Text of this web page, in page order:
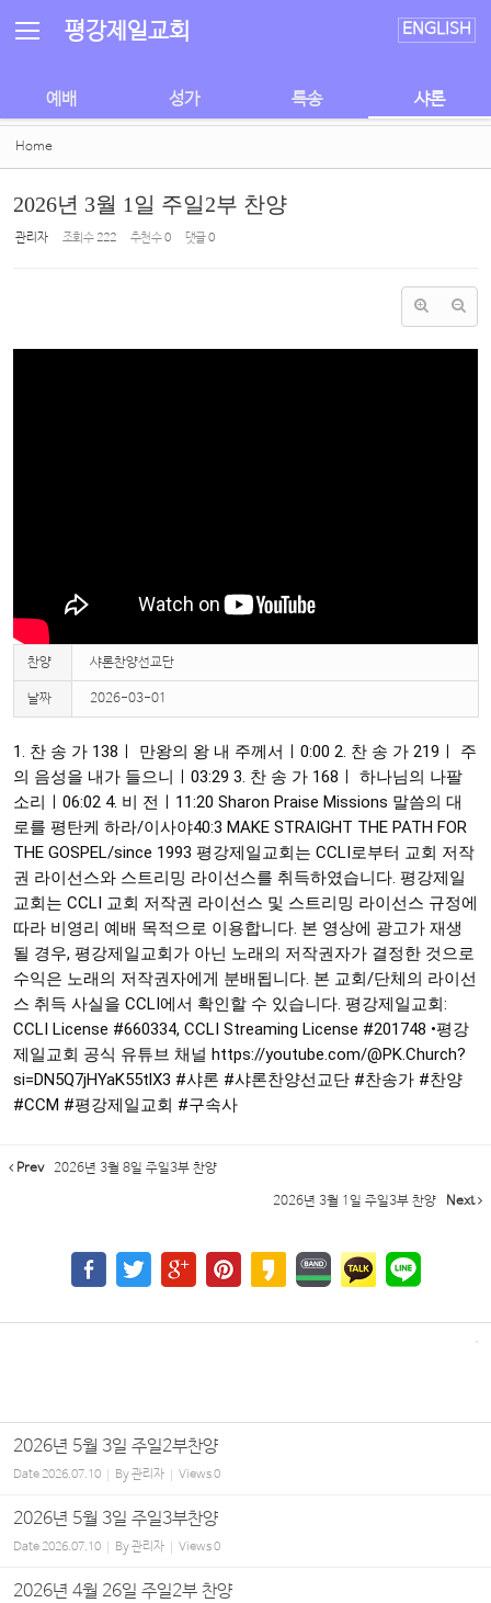
평강제일교회 ENGLISH
예배 성가 특송 샤론
Home
2026년 3월 1일 주일2부 찬양
관리자 조회 수222 추천 수0 댓글0
찬양 샤론찬양선교단
날짜 2026-03-01
1. 찬 송 가 138ㅣ 만왕의 왕 내 주께서ㅣ 0:00 2. 찬 송 가 219ㅣ 주
의 음성을 내가 들으니ㅣ 03:29 3. 찬 송 가 168ㅣ 하나님의 나팔
소리ㅣ 06:02 4. 비 전ㅣ 11:20 Sharon Praise Missions 말씀의 대
로를 평탄케 하라/이사야40:3 MAKE STRAIGHT THE PATH FOR
THE GOSPEL/since 1993 평강제일교회는 CCLI로부터 교회 저작
권 라이선스와 스트리밍 라이선스를 취득하였습니다. 평강제일
교회는 CCLI 교회 저작권 라이선스 및 스트리밍 라이선스 규정에
따라 비영리 예배 목적으로 이용합니다. 본 영상에 광고가 재생
될 경우, 평강제일교회가 아닌 노래의 저작권자가 결정한 것으로
수익은 노래의 저작권자에게 분배됩니다. 본 교회/단체의 라이선
스 취득 사실을 CCLI에서 확인할 수 있습니다. 평강제일교회:
CCLI License #660334, CCLI Streaming License #201748 •평강
제일교회 공식 유튜브 채널 https://youtube.com/@PK.Church?
si=DN5Q7jHYaK55tlX3 #샤론 #샤론찬양선교단 #찬송가 #찬양
#CCM #평강제일교회 #구속사
Prev 2026년 3월 8일 주일3부 찬양
2026년 3월 1일 주일3부 찬양 Next
2026년 5월 3일 주일2부찬양
Date2026.07.10 By관리자 Views0
2026년 5월 3일 주일3부찬양
Date2026.07.10 By관리자 Views0
2026년 4월 26일 주일2부 찬양